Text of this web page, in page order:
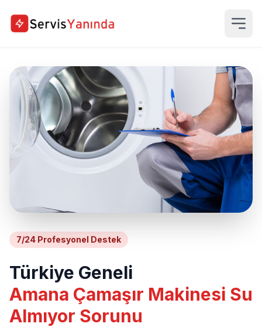
7/24 Profesyonel Destek
Türkiye Geneli
Amana Çamaşır Makinesi Su
Almıyor Sorunu